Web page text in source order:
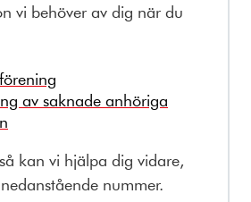
vi behöver av dig när du
av saknade anhöriga
så kan vi hjälpa dig vidare,
nummer.